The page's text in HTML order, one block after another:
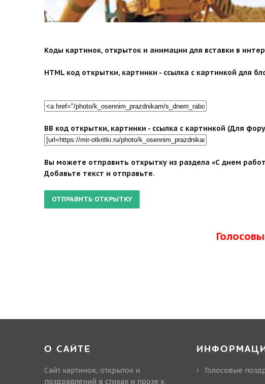
search">
Коды картинок, открыток и анимации для вставки в
HTML код открытки, картинки - ссылка с картинкой для
BB код открытки, картинки - ссылка с картинкой (Для
Вы можете отправить открытку из раздела «С днем
Добавьте текст и отправьте.
О САЙТЕ
Сайт картинок, открыток и
поздравлений в стихах и прозе к
Голосовые